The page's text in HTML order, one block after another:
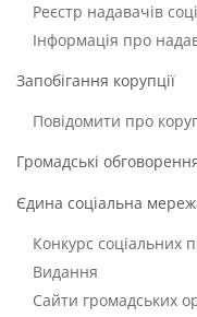
Реєстр надавачів
Інформація про
Запобігання корупції
Повідомити про
Громадські
Єдина соціальна
Конкурс соціальних
Видання
Сайти громадських